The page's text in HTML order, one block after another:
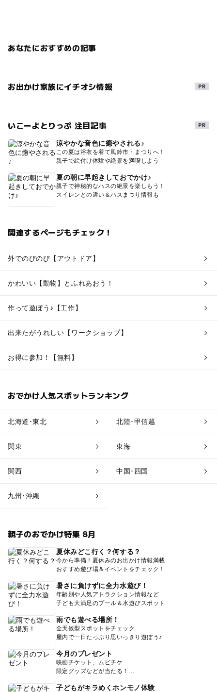
あなたにおすすめの記事
お出かけ家族にイチオシ情報
いこーよとりっぷ 注目記事
涼やかな音色に癒やされる♪
この夏は浴衣を着て風鈴市・まつりへ！
親子で絵付け体験や絶景を満喫しよう
夏の朝に早起きしておでかけ♪
親子で神秘的なハスの絶景を楽しもう！
スイレンとの違い＆ハスまつり情報も
関連するページもチェック！
外でのびのび【アウトドア】
かわいい【動物】とふれあおう！
作って遊ぼう♪【工作】
出来たがうれしい【ワークショップ】
お得に参加！【無料】
おでかけ人気スポットランキング
北海道･東北 北陸･甲信越
関東 東海
関西 中国･四国
九州･沖縄
親子のおでかけ特集 8月
夏休みどこ行く？何する？
今から準備！夏休みのお出かけ情報満載
おすすめ遊び場＆イベントをチェック！
暑さに負けずに全力水遊び！
年齢別や人気アトラクション情報など
子ども大満足のプール＆水遊びスポット
雨でも遊べる場所！
全天候型スポットをチェック
屋内で一日たっぷり思いっきり遊ぼう♪
今月のプレゼント
映画チケット、ムビチケ
限定グッズなどが当たる！
子どもがキラめくホンモノ体験